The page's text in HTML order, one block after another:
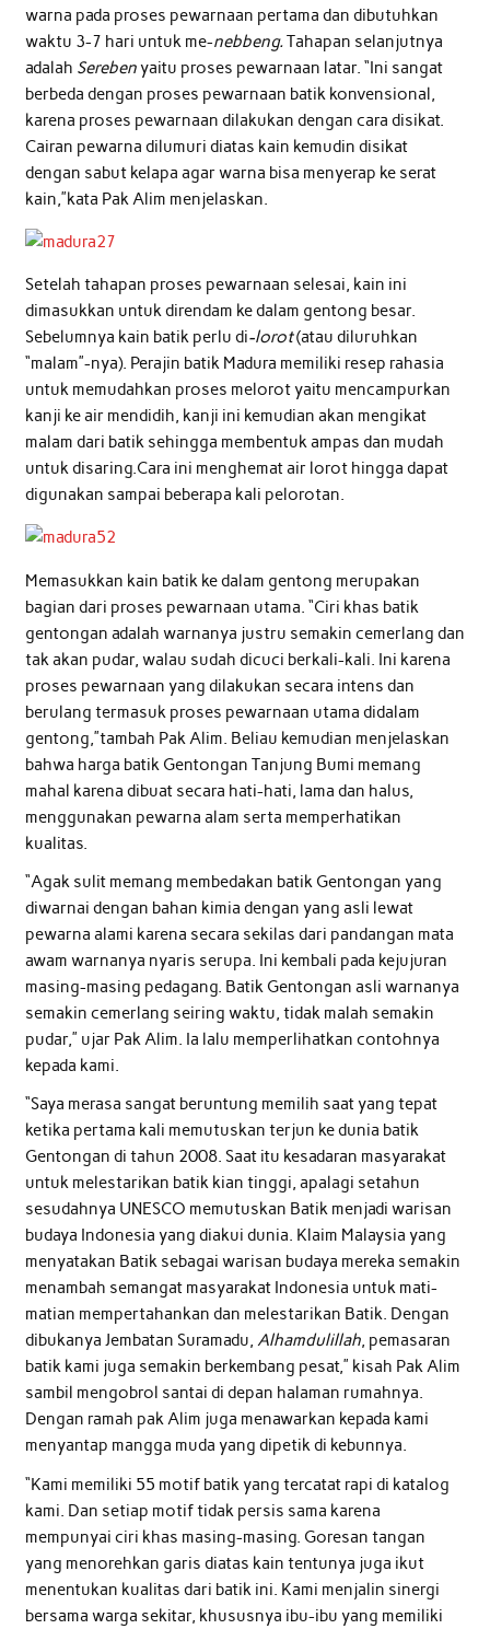
warna pada proses pewarnaan pertama dan dibutuhkan
waktu 3-7 hari untuk me-nebbeng.Tahapan selanjutnya
adalah Serebenyaitu proses pewarnaan latar. “Ini sangat
berbeda dengan proses pewarnaan batik konvensional,
karena proses pewarnaan dilakukan dengan cara disikat.
Cairan pewarna dilumuri diatas kain kemudin disikat
dengan sabut kelapa agar warna bisa menyerap ke serat
kain,”kata Pak Alim menjelaskan.
Setelah tahapan proses pewarnaan selesai, kain ini
dimasukkan untuk direndam ke dalam gentong besar.
Sebelumnya kain batik perlu di-lorot(atau diluruhkan
“malam”-nya). Perajin batik Madura memiliki resep rahasia
untuk memudahkan proses melorot yaitu mencampurkan
kanji ke air mendidih, kanji ini kemudian akan mengikat
malam dari batik sehingga membentuk ampas dan mudah
untuk disaring.Cara ini menghemat air lorot hingga dapat
digunakan sampai beberapa kali pelorotan.
Memasukkan kain batik ke dalam gentong merupakan
bagian dari proses pewarnaan utama. “Ciri khas batik
gentongan adalah warnanya justru semakin cemerlang dan
tak akan pudar, walau sudah dicuci berkali-kali. Ini karena
proses pewarnaan yang dilakukan secara intens dan
berulang termasuk proses pewarnaan utama didalam
gentong,”tambah Pak Alim. Beliau kemudian menjelaskan
bahwa harga batik Gentongan Tanjung Bumi memang
mahal karena dibuat secara hati-hati, lama dan halus,
menggunakan pewarna alam serta memperhatikan
kualitas.
“Agak sulit memang membedakan batik Gentongan yang
diwarnai dengan bahan kimia dengan yang asli lewat
pewarna alami karena secara sekilas dari pandangan mata
awam warnanya nyaris serupa. Ini kembali pada kejujuran
masing-masing pedagang. Batik Gentongan asli warnanya
semakin cemerlang seiring waktu, tidak malah semakin
pudar,” ujar Pak Alim. Ia lalu memperlihatkan contohnya
kepada kami.
“Saya merasa sangat beruntung memilih saat yang tepat
ketika pertama kali memutuskan terjun ke dunia batik
Gentongan di tahun 2008. Saat itu kesadaran masyarakat
untuk melestarikan batik kian tinggi, apalagi setahun
sesudahnya UNESCO memutuskan Batik menjadi warisan
budaya Indonesia yang diakui dunia. Klaim Malaysia yang
menyatakan Batik sebagai warisan budaya mereka semakin
menambah semangat masyarakat Indonesia untuk mati-
matian mempertahankan dan melestarikan Batik. Dengan
dibukanya Jembatan Suramadu, Alhamdulillah, pemasaran
batik kami juga semakin berkembang pesat,” kisah Pak Alim
sambil mengobrol santai di depan halaman rumahnya.
Dengan ramah pak Alim juga menawarkan kepada kami
menyantap mangga muda yang dipetik di kebunnya.
“Kami memiliki 55 motif batik yang tercatat rapi di katalog
kami. Dan setiap motif tidak persis sama karena
mempunyai ciri khas masing-masing. Goresan tangan
yang menorehkan garis diatas kain tentunya juga ikut
menentukan kualitas dari batik ini. Kami menjalin sinergi
bersama warga sekitar, khususnya ibu-ibu yang memiliki